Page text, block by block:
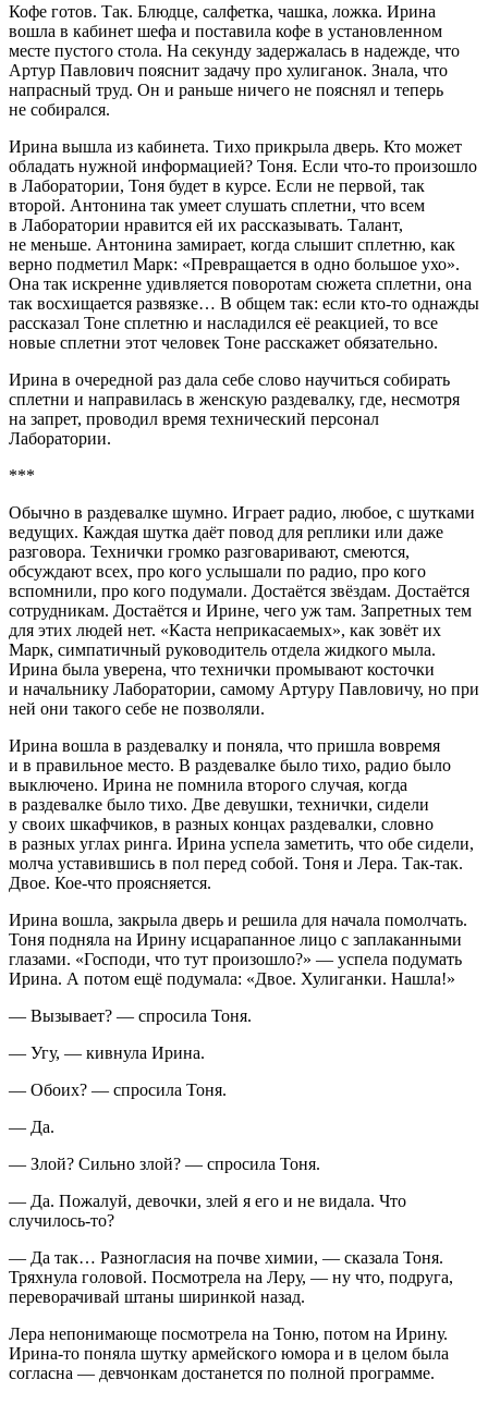
Кофе готов. Так. Блюдце, салфетка, чашка, ложка. Ирина
вошла в кабинет шефа и поставила кофе в установленном
месте пустого стола. На секунду задержалась в надежде, что
Артур Павлович пояснит задачу про хулиганок. Знала, что
напрасный труд. Он и раньше ничего не пояснял и теперь
не собирался.
Ирина вышла из кабинета. Тихо прикрыла дверь. Кто может
обладать нужной информацией? Тоня. Если что-то произошло
в Лаборатории, Тоня будет в курсе. Если не первой, так
второй. Антонина так умеет слушать сплетни, что всем
в Лаборатории нравится ей их рассказывать. Талант,
не меньше. Антонина замирает, когда слышит сплетню, как
верно подметил Марк: «Превращается в одно большое ухо».
Она так искренне удивляется поворотам сюжета сплетни, она
так восхищается развязке… В общем так: если кто-то однажды
рассказал Тоне сплетню и насладился её реакцией, то все
новые сплетни этот человек Тоне расскажет обязательно.
Ирина в очередной раз дала себе слово научиться собирать
сплетни и направилась в женскую раздевалку, где, несмотря
на запрет, проводил время технический персонал
Лаборатории.
***
Обычно в раздевалке шумно. Играет радио, любое, с шутками
ведущих. Каждая шутка даёт повод для реплики или даже
разговора. Технички громко разговаривают, смеются,
обсуждают всех, про кого услышали по радио, про кого
вспомнили, про кого подумали. Достаётся звёздам. Достаётся
сотрудникам. Достаётся и Ирине, чего уж там. Запретных тем
для этих людей нет. «Каста неприкасаемых», как зовёт их
Марк, симпатичный руководитель отдела жидкого мыла.
Ирина была уверена, что технички промывают косточки
и начальнику Лаборатории, самому Артуру Павловичу, но при
ней они такого себе не позволяли.
Ирина вошла в раздевалку и поняла, что пришла вовремя
и в правильное место. В раздевалке было тихо, радио было
выключено. Ирина не помнила второго случая, когда
в раздевалке было тихо. Две девушки, технички, сидели
у своих шкафчиков, в разных концах раздевалки, словно
в разных углах ринга. Ирина успела заметить, что обе сидели,
молча уставившись в пол перед собой. Тоня и Лера. Так-так.
Двое. Кое-что проясняется.
Ирина вошла, закрыла дверь и решила для начала помолчать.
Тоня подняла на Ирину исцарапанное лицо с заплаканными
глазами. «Господи, что тут произошло?» — успела подумать
Ирина. А потом ещё подумала: «Двое. Хулиганки. Нашла!»
— Вызывает? — спросила Тоня.
— Угу, — кивнула Ирина.
— Обоих? — спросила Тоня.
— Да.
— Злой? Сильно злой? — спросила Тоня.
— Да. Пожалуй, девочки, злей я его и не видала. Что
случилось-то?
— Да так… Разногласия на почве химии, — сказала Тоня.
Тряхнула головой. Посмотрела на Леру, — ну что, подруга,
переворачивай штаны ширинкой назад.
Лера непонимающе посмотрела на Тоню, потом на Ирину.
Ирина-то поняла шутку армейского юмора и в целом была
согласна — девчонкам достанется по полной программе.